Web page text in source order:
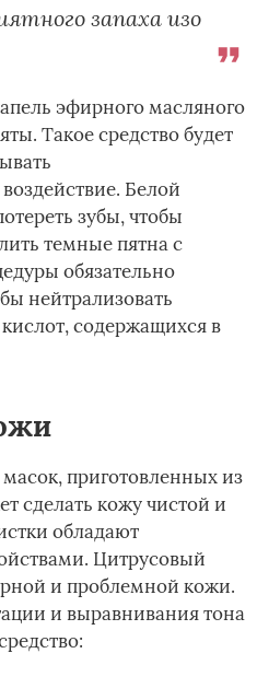
запаха изо
эфирного масляного
Такое средство будет
Белой
зубы, чтобы
темные пятна с
обязательно
нейтрализовать
содержащихся в
приготовленных из
сделать кожу чистой и
обладают
Цитрусовый
и проблемной кожи.
и выравнивания тона